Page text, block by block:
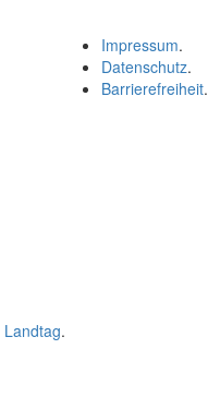
Impressum.
Datenschutz.
Barrierefreiheit.
Landtag.